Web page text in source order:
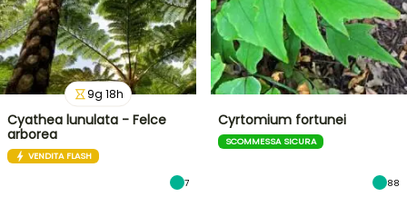
9g 18h
Cyathea lunulata - Felce
arborea
VENDITA FLASH
7
Cyrtomium fortunei
SCOMMESSA SICURA
88